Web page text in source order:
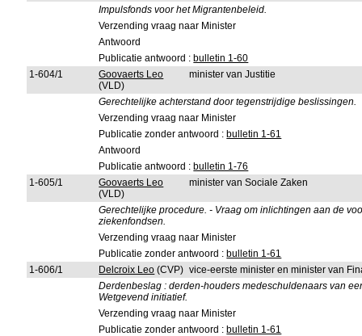
Impulsfonds voor het Migrantenbeleid.
Verzending vraag naar Minister
Antwoord
Publicatie antwoord : bulletin 1-60
1-604/1
Goovaerts Leo
(VLD)
minister van Justitie
Gerechtelijke achterstand door tegenstrijdige beslissingen.
Verzending vraag naar Minister
Publicatie zonder antwoord : bulletin 1-61
Antwoord
Publicatie antwoord : bulletin 1-76
1-605/1
Goovaerts Leo
(VLD)
minister van Sociale Zaken
Gerechtelijke procedure. - Vraag om inlichtingen aan de
ziekenfondsen.
Verzending vraag naar Minister
Publicatie zonder antwoord : bulletin 1-61
1-606/1
Delcroix Leo (CVP) vice-eerste minister en minister van
Derdenbeslag : derden-houders medeschuldenaars van
Wetgevend initiatief.
Verzending vraag naar Minister
Publicatie zonder antwoord : bulletin 1-61